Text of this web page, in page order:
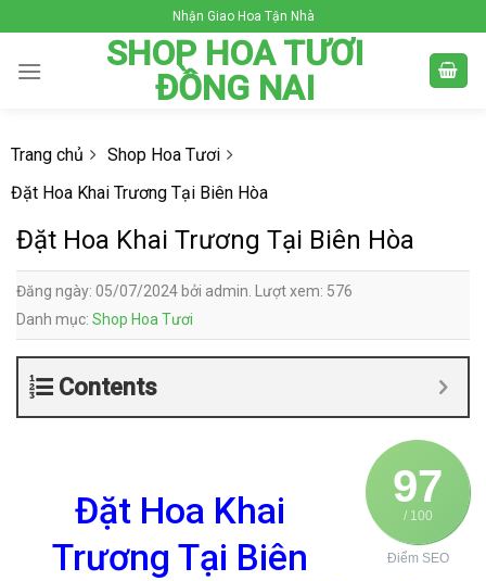
to
content
Nhận Giao Hoa Tận Nhà
SHOP HOA TƯƠI
ĐỒNG NAI
Trang chủ
Shop Hoa Tươi
Đặt Hoa Khai Trương Tại Biên Hòa
Đặt Hoa Khai Trương Tại Biên Hòa
Đăng ngày: 05/07/2024 bởi admin. Lượt xem: 576
Danh mục: Shop Hoa Tươi
Contents
97
/ 100
Điểm SEO
Đặt Hoa Khai
Trương Tại Biên